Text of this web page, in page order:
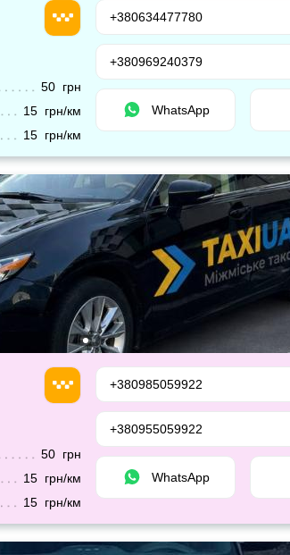
50 грн
15 грн/км
15 грн/км
+380634477780
+380969240379
WhatsApp
50 грн
15 грн/км
15 грн/км
+380985059922
+380955059922
WhatsApp